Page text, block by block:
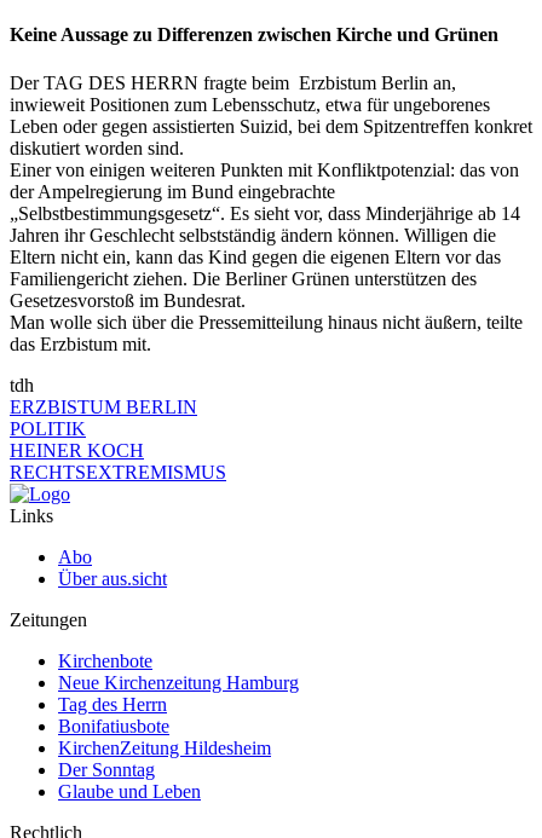
Keine Aussage zu Differenzen zwischen Kirche und Grünen
Der TAG DES HERRN fragte beim Erzbistum Berlin an,
inwieweit Positionen zum Lebensschutz, etwa für ungeborenes
Leben oder gegen assistierten Suizid, bei dem Spitzentreffen konkret
diskutiert worden sind.
Einer von einigen weiteren Punkten mit Konfliktpotenzial: das von
der Ampelregierung im Bund eingebrachte
„Selbstbestimmungsgesetz“. Es sieht vor, dass Minderjährige ab 14
Jahren ihr Geschlecht selbstständig ändern können. Willigen die
Eltern nicht ein, kann das Kind gegen die eigenen Eltern vor das
Familiengericht ziehen. Die Berliner Grünen unterstützen des
Gesetzesvorstoß im Bundesrat.
Man wolle sich über die Pressemitteilung hinaus nicht äußern, teilte
das Erzbistum mit.
tdh
ERZBISTUM BERLIN
POLITIK
HEINER KOCH
RECHTSEXTREMISMUS
Links
Abo
Über aus.sicht
Zeitungen
Kirchenbote
Neue Kirchenzeitung Hamburg
Tag des Herrn
Bonifatiusbote
KirchenZeitung Hildesheim
Der Sonntag
Glaube und Leben
Rechtlich